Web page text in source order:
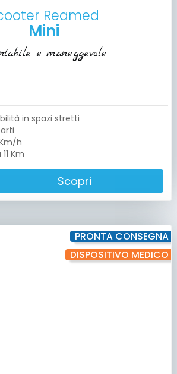
Reamed
Mini
e maneggevole
in spazi stretti
h
Km
Scopri
PRONTA CONSEGNA
DISPOSITIVO MEDICO